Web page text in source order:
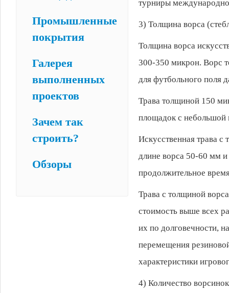
Промышленные
покрытия
Галерея
выполненных
проектов
Зачем так
строить?
Обзоры
турниры
3) Толщина ворса
Толщина ворса
300-350 микрон. Ворс
для футбольного поля
Трава толщиной 150
площадок с небольшой
Искусственная трава
длине ворса 50-60 мм и
продолжительное
Трава с толщиной
стоимость выше всех
их по долговечности,
перемещения
характеристики
4) Количество